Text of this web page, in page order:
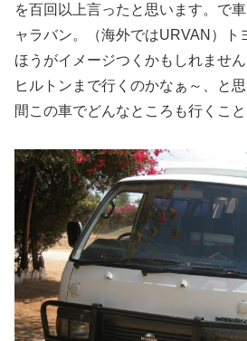
を百回以上言ったと思います。で
ャラバン。（海外ではURVAN）ト
ほうがイメージつくかもしれませ
ヒルトンまで行くのかなぁ～、と
間この車でどんなところも行くこと